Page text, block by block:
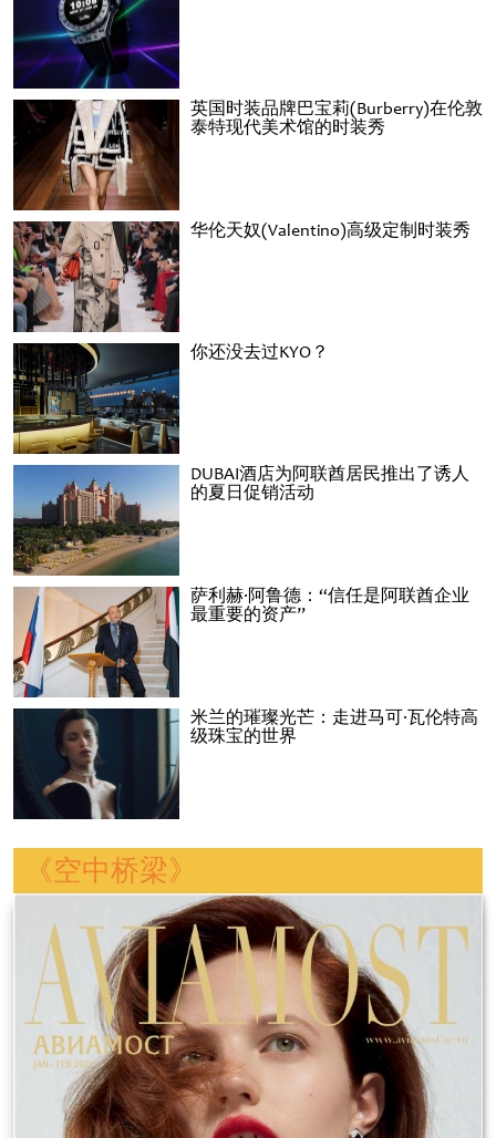
英国时装品牌巴宝莉(Burberry)在伦敦
泰特现代美术馆的时装秀
华伦天奴(Valentino)高级定制时装秀
你还没去过KYO？
DUBAI酒店为阿联酋居民推出了诱人
的夏日促销活动
萨利赫·阿鲁德：“信任是阿联酋企业
最重要的资产”
米兰的璀璨光芒：走进马可·瓦伦特高
级珠宝的世界
《空中桥梁》